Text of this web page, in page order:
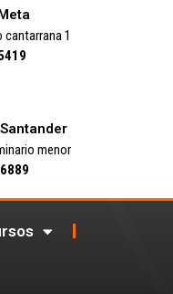
cantarrana 1
menor